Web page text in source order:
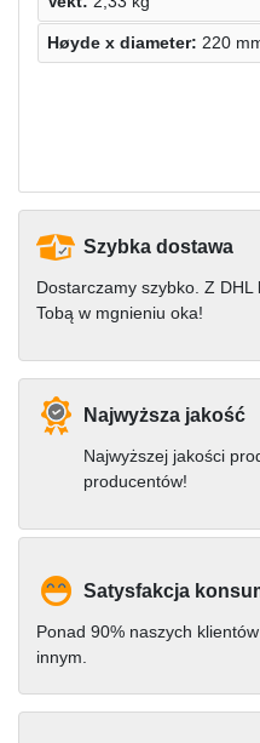
Høyde х diameter: 220
Szybka dostawa
Dostarczamy szybko. Z
Tobą w mgnieniu oka!
Najwyższa jakość
Najwyższej jakości
producentów!
Satysfakcja
Ponad 90% naszych
innym.